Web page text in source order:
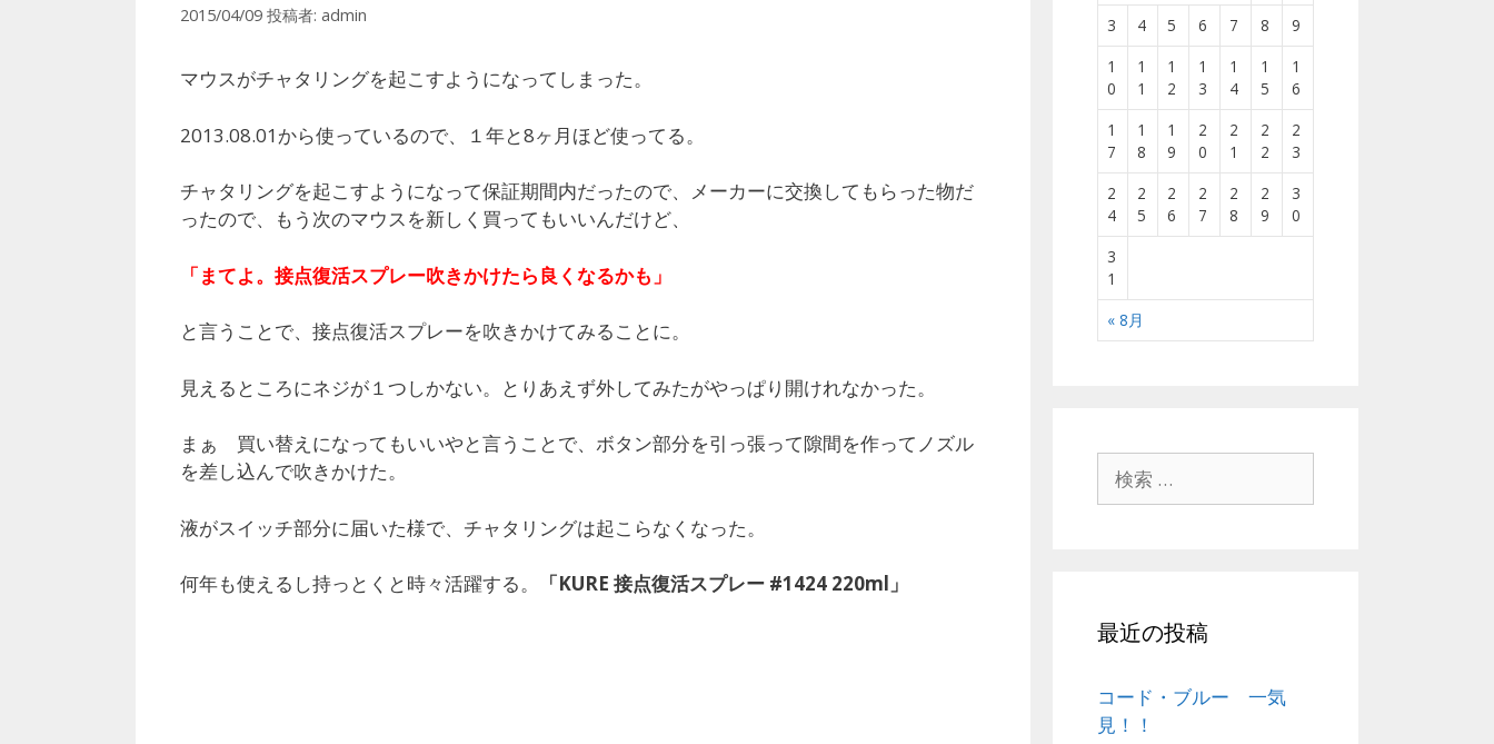
2015/04/09 投稿者: admin
マウスがチャタリングを起こすようになってしまった。
2013.08.01から使っているので、１年と8ヶ月ほど使ってる。
チャタリングを起こすようになって保証期間内だったので、メーカーに交換してもらった物だ
ったので、もう次のマウスを新しく買ってもいいんだけど、
「まてよ。接点復活スプレー吹きかけたら良くなるかも」
と言うことで、接点復活スプレーを吹きかけてみることに。
見えるところにネジが１つしかない。とりあえず外してみたがやっぱり開けれなかった。
まぁ 買い替えになってもいいやと言うことで、ボタン部分を引っ張って隙間を作ってノズル
を差し込んで吹きかけた。
液がスイッチ部分に届いた様で、チャタリングは起こらなくなった。
何年も使えるし持っとくと時々活躍する。 「KURE 接点復活スプレー #1424 220ml」
« 8月
3
4 5 6 7 8
9
1
0
1
1
1
2
1
3
1
4
1
5
1
6
1
7
1
8
1
9
2
0
2
1
2
2
2
3
2
4
2
5
2
6
2
7
2
8
2
9
3
0
3
1
最近の投稿
コード・ブルー 一気
見！！